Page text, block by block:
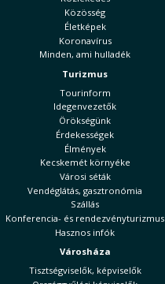
Közösség
Életképek
Koronavírus
Minden, ami hulladék
Turizmus
Tourinform
Idegenvezetők
Örökségünk
Érdekességek
Élmények
Kecskemét környéke
Városi séták
Vendéglátás, gasztronómia
Szállás
Konferencia- és rendezvényturizmus
Hasznos infók
Városháza
Tisztségviselők, képviselők